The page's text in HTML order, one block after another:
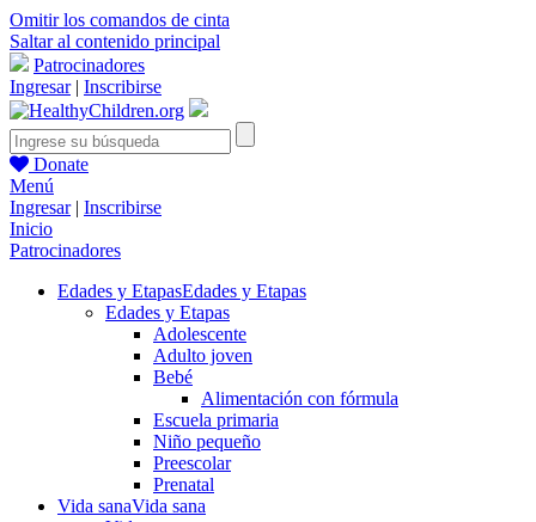
Omitir los comandos de cinta
Saltar al contenido principal
Patrocinadores
Ingresar| Inscribirse
Donate
Menú
Ingresar| Inscribirse
Inicio
Patrocinadores
Edades y EtapasEdades y Etapas
Edades y Etapas
Adolescente
Adulto joven
Bebé
Alimentación con fórmula
Escuela primaria
Niño pequeño
Preescolar
Prenatal
Vida sanaVida sana